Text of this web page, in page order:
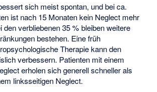
sich meist spontan, und bei ca.
ist nach 15 Monaten kein Neglect mehr
den verbliebenen 35 % bleiben weitere
bestehen. Eine früh
Therapie kann den
verbessern. Patienten mit einem
erholen sich generell schneller als
linksseitigen Neglect.